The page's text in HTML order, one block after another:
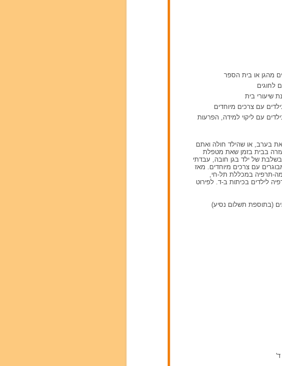
מהגן או בית הספר
לחוגים
שיעורי בית
עם צרכים מיוחדים
עם ליקוי למידה, הפרעות
בערב, או שהילד חולה ואתם
בבית בזמן שאת מטפלת
בשלבת של ילד בגן חובה, עבדתי
עם צרכים מיוחדים. מאז
תרפיה במכללת תל-חי,
לילדים בכיתות ב-ד. לפירוט
(בתוספת תשלום נסיע)
ד'